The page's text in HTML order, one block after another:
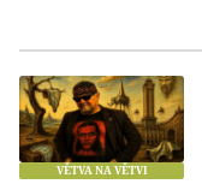
VĚTVA NA VĚTVI